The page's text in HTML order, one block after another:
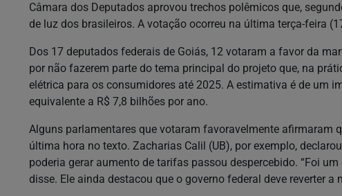
Câmara dos Deputados aprovou trechos polêmicos que,
de luz dos brasileiros. A votação ocorreu na última terça-feira
Dos 17 deputados federais de Goiás, 12 votaram a favor da
por não fazerem parte do tema principal do projeto que, na
elétrica para os consumidores até 2025. A estimativa é de um
equivalente a R$ 7,8 bilhões por ano.
Alguns parlamentares que votaram favoravelmente afirmaram
última hora no texto. Zacharias Calil (UB), por exemplo,
poderia gerar aumento de tarifas passou despercebido. “Foi
disse. Ele ainda destacou que o governo federal deve reverter